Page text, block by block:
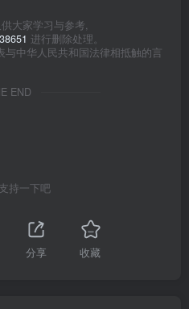
大家学习与参考,
进行删除处理。
中华人民共和国法律相抵触的言
END
持一下吧
分享 收藏